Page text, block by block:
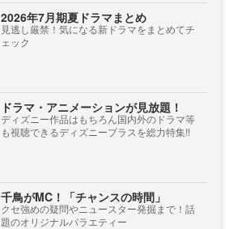
2026年7月期夏ドラマまとめ
見逃し厳禁！気になる新ドラマをまとめてチ
ェック
ドラマ・アニメーションが見放題！
ディズニー作品はもちろん国内外のドラマ等
も視聴できるディズニープラスを総力特集!!
千鳥がMC！「チャンスの時間」
クセ強めの疑問やニュースター発掘まで！話
題のオリジナルバラエティー